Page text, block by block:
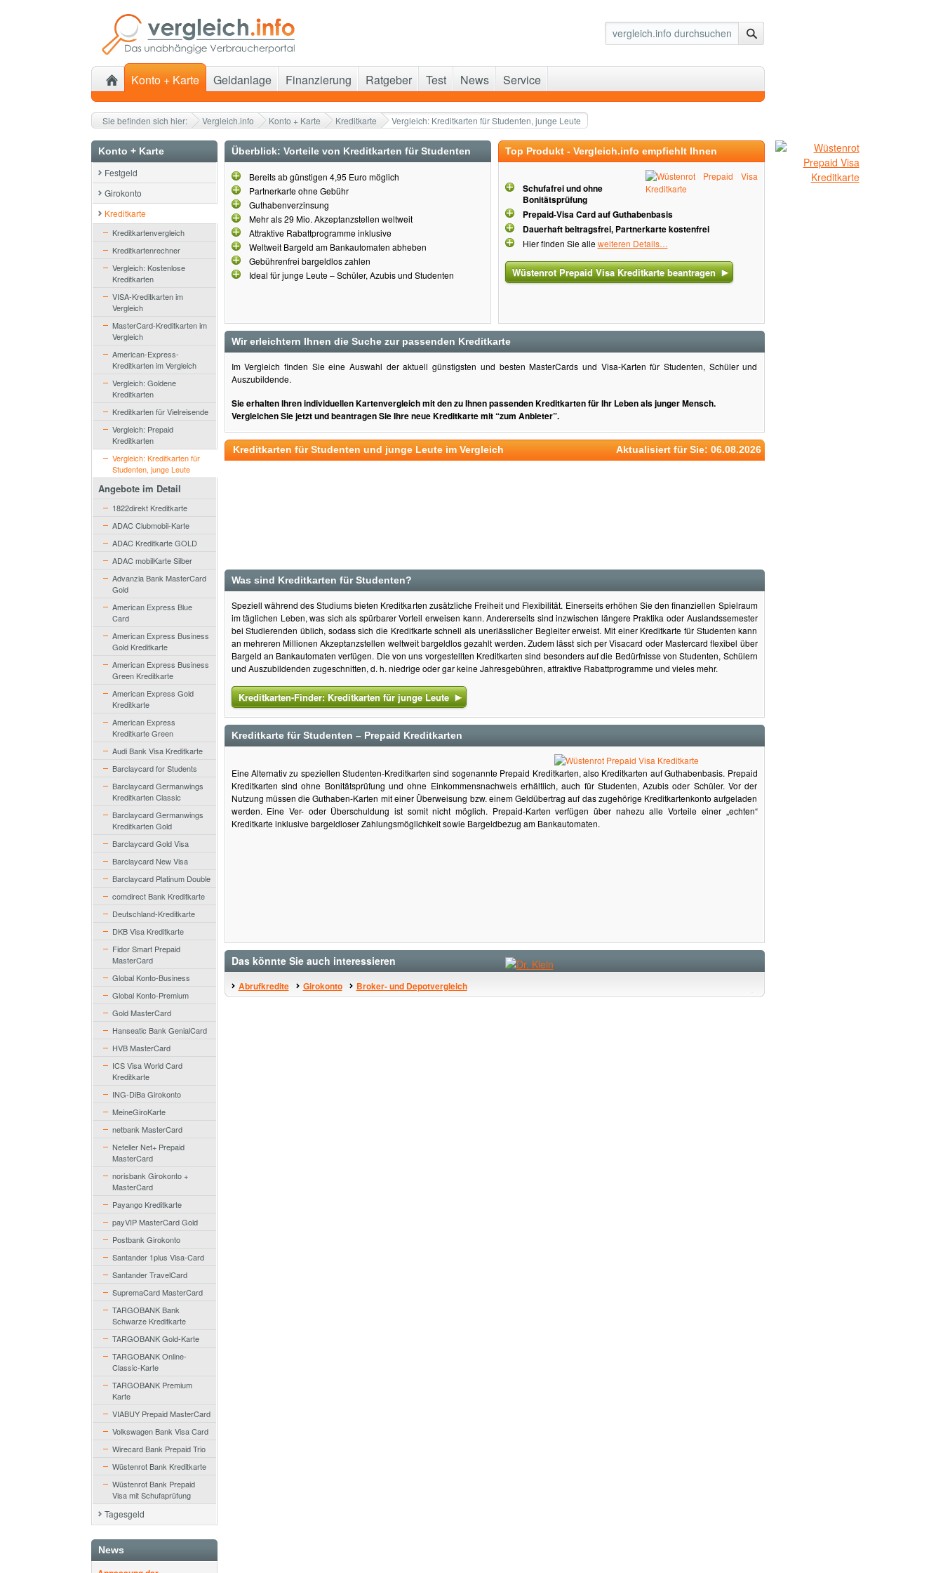
Sie befinden sich hier: Vergleich.info Konto + Karte Kreditkarte Vergleich: Kreditkarten für Studenten, junge Leute
Konto + Karte
Festgeld
Girokonto
Kreditkarte
Kreditkartenvergleich
Kreditkartenrechner
Vergleich: Kostenlose
Kreditkarten
VISA-Kreditkarten im
Vergleich
MasterCard-Kreditkarten im
Vergleich
American-Express-
Kreditkarten im Vergleich
Vergleich: Goldene
Kreditkarten
Kreditkarten für Vielreisende
Vergleich: Prepaid
Kreditkarten
Vergleich: Kreditkarten für
Studenten, junge Leute
Angebote im Detail
1822direkt Kreditkarte
ADAC Clubmobil-Karte
ADAC Kreditkarte GOLD
ADAC mobilKarte Silber
Advanzia Bank MasterCard
Gold
American Express Blue
Card
American Express Business
Gold Kreditkarte
American Express Business
Green Kreditkarte
American Express Gold
Kreditkarte
American Express
Kreditkarte Green
Audi Bank Visa Kreditkarte
Barclaycard for Students
Barclaycard Germanwings
Kreditkarten Classic
Barclaycard Germanwings
Kreditkarten Gold
Barclaycard Gold Visa
Barclaycard New Visa
Barclaycard Platinum Double
comdirect Bank Kreditkarte
Deutschland-Kreditkarte
DKB Visa Kreditkarte
Fidor Smart Prepaid
MasterCard
Global Konto-Business
Global Konto-Premium
Gold MasterCard
Hanseatic Bank GenialCard
HVB MasterCard
ICS Visa World Card
Kreditkarte
ING-DiBa Girokonto
MeineGiroKarte
netbank MasterCard
Neteller Net+ Prepaid
MasterCard
norisbank Girokonto +
MasterCard
Payango Kreditkarte
payVIP MasterCard Gold
Postbank Girokonto
Santander 1plus Visa-Card
Santander TravelCard
SupremaCard MasterCard
TARGOBANK Bank
Schwarze Kreditkarte
TARGOBANK Gold-Karte
TARGOBANK Online-
Classic-Karte
TARGOBANK Premium
Karte
VIABUY Prepaid MasterCard
Volkswagen Bank Visa Card
Wirecard Bank Prepaid Trio
Wüstenrot Bank Kreditkarte
Wüstenrot Bank Prepaid
Visa mit Schufaprüfung
Tagesgeld
News
Überblick: Vorteile von Kreditkarten für Studenten
Bereits ab günstigen 4,95 Euro möglich
Partnerkarte ohne Gebühr
Guthabenverzinsung
Mehr als 29 Mio. Akzeptanzstellen weltweit
Attraktive Rabattprogramme inklusive
Weltweit Bargeld am Bankautomaten abheben
Gebührenfrei bargeldlos zahlen
Ideal für junge Leute – Schüler, Azubis und Studenten
Top Produkt - Vergleich.info empfiehlt Ihnen
Schufafrei und ohne
Bonitätsprüfung
Prepaid-Visa Card auf Guthabenbasis
Dauerhaft beitragsfrei, Partnerkarte kostenfrei
Hier finden Sie alleweiteren Details…
Wüstenrot Prepaid Visa Kreditkarte beantragen
Wir erleichtern Ihnen die Suche zur passenden Kreditkarte
Im Vergleich finden Sie eine Auswahl der aktuell günstigsten und besten MasterCards und Visa-Karten für Studenten, Schüler und
Auszubildende.
Sie erhalten Ihren individuellen Kartenvergleich mit den zu Ihnen passenden Kreditkarten für Ihr Leben als junger Mensch.
Vergleichen Sie jetzt und beantragen Sie Ihre neue Kreditkarte mit “zum Anbieter”.
Kreditkarten für Studenten und junge Leute im Vergleich Aktualisiert für Sie: 06.08.2026
Was sind Kreditkarten für Studenten?
Speziell während des Studiums bieten Kreditkarten zusätzliche Freiheit und Flexibilität. Einerseits erhöhen Sie den finanziellen Spielraum
im täglichen Leben, was sich als spürbarer Vorteil erweisen kann. Andererseits sind inzwischen längere Praktika oder Auslandssemester
bei Studierenden üblich, sodass sich die Kreditkarte schnell als unerlässlicher Begleiter erweist. Mit einer Kreditkarte für Studenten kann
an mehreren Millionen Akzeptanzstellen weltweit bargeldlos gezahlt werden. Zudem lässt sich per Visacard oder Mastercard flexibel über
Bargeld an Bankautomaten verfügen. Die von uns vorgestellten Kreditkarten sind besonders auf die Bedürfnisse von Studenten, Schülern
und Auszubildenden zugeschnitten, d. h. niedrige oder gar keine Jahresgebühren, attraktive Rabattprogramme und vieles mehr.
Kreditkarten-Finder: Kreditkarten für junge Leute
Kreditkarte für Studenten – Prepaid Kreditkarten
Eine Alternativ zu speziellen Studenten-Kreditkarten sind sogenannte Prepaid Kreditkarten, also Kreditkarten auf Guthabenbasis. Prepaid
Kreditkarten sind ohne Bonitätsprüfung und ohne Einkommensnachweis erhältlich, auch für Studenten, Azubis oder Schüler. Vor der
Nutzung müssen die Guthaben-Karten mit einer Überweisung bzw. einem Geldübertrag auf das zugehörige Kreditkartenkonto aufgeladen
werden. Eine Ver- oder Überschuldung ist somit nicht möglich. Prepaid-Karten verfügen über nahezu alle Vorteile einer „echten“
Kreditkarte inklusive bargeldloser Zahlungsmöglichkeit sowie Bargeldbezug am Bankautomaten.
Das könnte Sie auch interessieren
Abrufkredite Girokonto Broker- und Depotvergleich
Konto + Karte Geldanlage Finanzierung Ratgeber Test News Service